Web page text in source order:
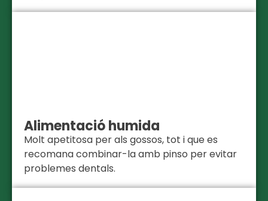
Alimentació humida
Molt apetitosa per als gossos, tot i que es
recomana combinar-la amb pinso per evitar
problemes dentals.